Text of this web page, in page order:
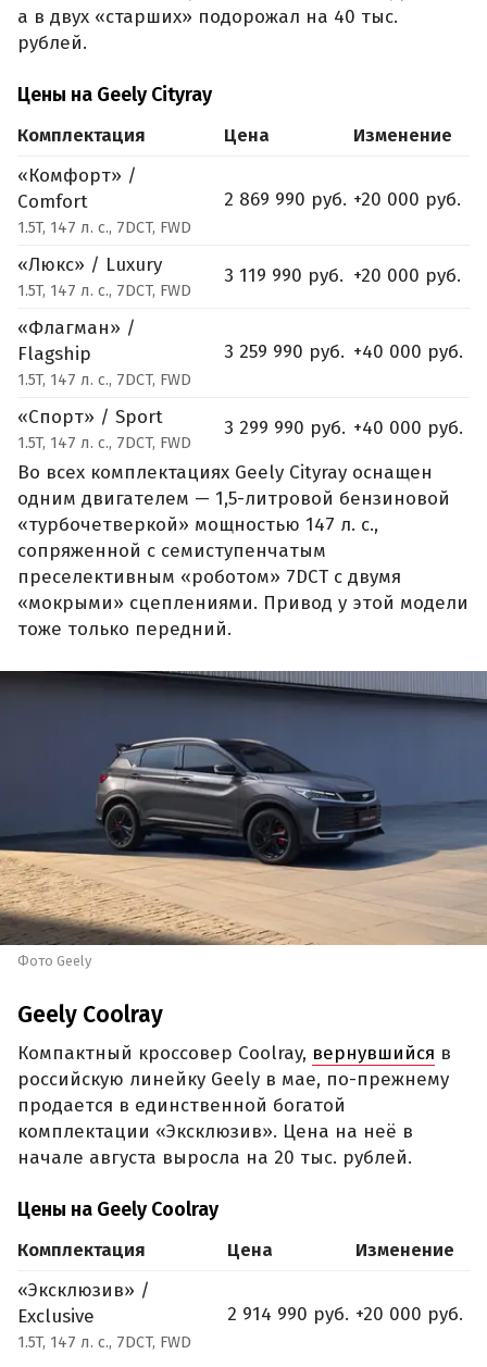
а в двух «старших» подорожал на 40 тыс.
рублей.
Цены на Geely Cityray
Комплектация Цена
Изменение
«Комфорт» /
Comfort
1.5T, 147 л. с., 7DCT, FWD
2 869 990 руб. +20 000 руб.
«Люкс» / Luxury
1.5T, 147 л. с., 7DCT, FWD
3 119 990 руб. +20 000 руб.
«Флагман» /
Flagship
1.5T, 147 л. с., 7DCT, FWD
3 259 990 руб. +40 000 руб.
«Спорт» / Sport
1.5T, 147 л. с., 7DCT, FWD
3 299 990 руб. +40 000 руб.
Во всех комплектациях Geely Cityray оснащен
одним двигателем — 1,5-литровой бензиновой
«турбочетверкой» мощностью 147 л. с.,
сопряженной с семиступенчатым
преселективным «роботом» 7DCT с двумя
«мокрыми» сцеплениями. Привод у этой модели
тоже только передний.
Фото Geely
Geely Coolray
Компактный кроссовер Coolray, вернувшийся в
российскую линейку Geely в мае, по-прежнему
продается в единственной богатой
комплектации «Эксклюзив». Цена на неё в
начале августа выросла на 20 тыс. рублей.
Цены на Geely Coolray
Комплектация Цена
Изменение
«Эксклюзив» /
Exclusive
1.5T, 147 л. с., 7DCT, FWD
2 914 990 руб. +20 000 руб.